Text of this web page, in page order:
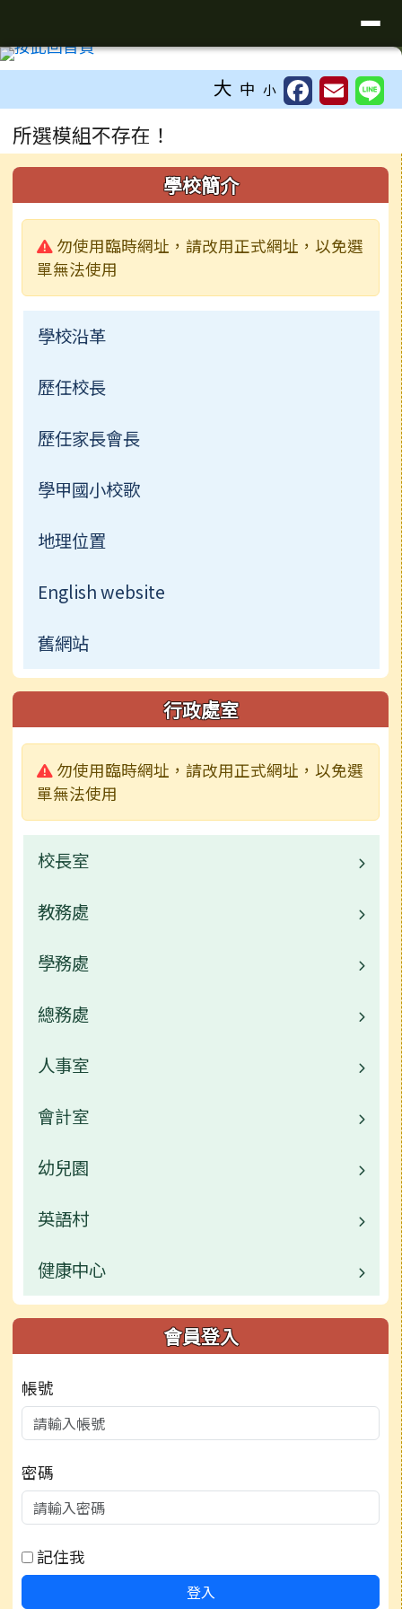
臺南市學甲區學甲國小全球資訊網
大 中 小
主內容區域
所選模組不存在！
左邊區域內容 學校簡介
警告:
勿使用臨時網址，請改用正式網址，以免選
單無法使用
學校沿革
歷任校長
歷任家長會長
學甲國小校歌
地理位置
English website
舊網站
行政處室
警告:
勿使用臨時網址，請改用正式網址，以免選
單無法使用
校長室
校長的話
校園公告
行事曆
教務處
業務職掌
校園公告
常用連結
活動相簿
榮譽榜
學務處
業務職掌
校園公告
常用連結
活動相簿
榮譽榜
檔案下載
總務處
業務職掌
校園公告
常用連結
活動相簿
榮譽榜
行事曆
檔案下載
人事室
業務職掌
校園公告
常用連結
活動相簿
榮譽榜
行事曆
檔案下載
會計室
業務職掌
校園公告
常用連結
行事曆
檔案下載
幼兒園
校園公告
業務職掌
常用連結
行事曆
英語村
校園公告
業務職掌
行事曆
健康中心
校園公告
行事曆
會員登入
帳號
密碼
記住我
登入
頁尾區域